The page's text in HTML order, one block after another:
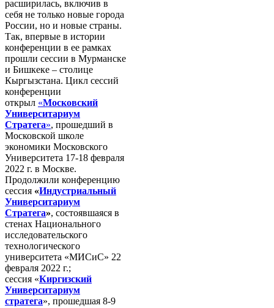
расширилась, включив в
себя не только новые города
России, но и новые страны.
Так, впервые в истории
конференции в ее рамках
прошли сессии в Мурманске
и Бишкеке – столице
Кыргызстана. Цикл сессий
конференции
открыл «Московский
Университариум
Стратега», прошедший в
Московской школе
экономики Московского
Университета 17-18 февраля
2022 г. в Москве.
Продолжили конференцию
сессия «Индустриальный
Университариум
Стратега», состоявшаяся в
стенах Национального
исследовательского
технологического
университета «МИСиС» 22
февраля 2022 г.;
сессия «Киргизский
Университариум
стратега», прошедшая 8-9